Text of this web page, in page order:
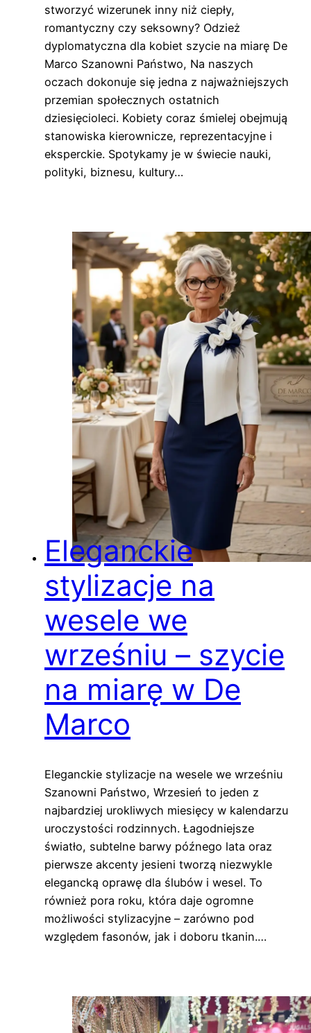
stworzyć wizerunek inny niż ciepły,
romantyczny czy seksowny? Odzież
dyplomatyczna dla kobiet szycie na miarę De
Marco Szanowni Państwo, Na naszych
oczach dokonuje się jedna z najważniejszych
przemian społecznych ostatnich
dziesięcioleci. Kobiety coraz śmielej obejmują
stanowiska kierownicze, reprezentacyjne i
eksperckie. Spotykamy je w świecie nauki,
polityki, biznesu, kultury…
Eleganckie
stylizacje na
wesele we
wrześniu – szycie
na miarę w De
Marco
Eleganckie stylizacje na wesele we wrześniu
Szanowni Państwo, Wrzesień to jeden z
najbardziej urokliwych miesięcy w kalendarzu
uroczystości rodzinnych. Łagodniejsze
światło, subtelne barwy późnego lata oraz
pierwsze akcenty jesieni tworzą niezwykle
elegancką oprawę dla ślubów i wesel. To
również pora roku, która daje ogromne
możliwości stylizacyjne – zarówno pod
względem fasonów, jak i doboru tkanin.…